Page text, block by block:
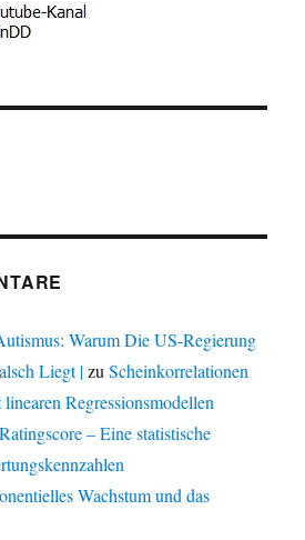
Warum Die US-Regierung
Liegt |zuScheinkorrelationen
Regressionsmodellen
– Eine statistische
Wachstum und das